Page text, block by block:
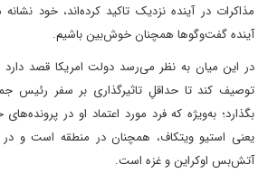
مذاکرات در آینده نزدیک تاکید کرده‌اند، خود
آینده گفت‌وگوها همچنان خوش‌بین باشیم.
در این میان به نظر می‌رسد دولت امریکا قصد دارد
توصیف کند تا حداقلِ تاثیرگذاری بر سفر رئیس
بگذارد؛ به‌ویژه که فرد مورد اعتماد او در
یعنی استیو ویتکاف، همچنان در منطقه است و
آتش‌بس اوکراین و غزه است.